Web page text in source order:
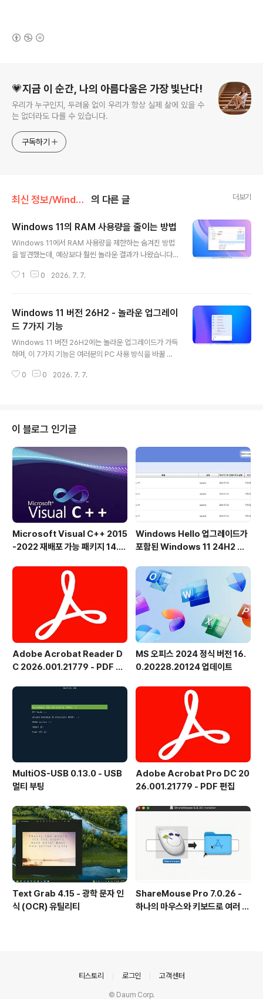
💗지금 이 순간, 나의 아름다움은 가장 빛난다!
우리가 누구인지, 두려움 없이 우리가 항상 실제 삶에 있을 수
는 없더라도 다를 수 있습니다.
구독하기
최신 정보/Windows 의 다른 글 더보기
Windows 11의 RAM 사용량을 줄이는 방법
Windows 11에서 RAM 사용량을 제한하는 숨겨진 방법
을 발견했는데, 예상보다 훨씬 놀라운 결과가 나왔습니다.
모듈을 제거하지 않고 Windows 11의 RAM 사용량을 줄
모든 메모리를 사용하도록 설계되었지만, 소프트웨어 테스
트, 문제 해결 또는 메모리가 부족한 시스템을 시뮬레이션
해야 하는 경우 운영 체제에서 사용할 RAM 용량을 제한할
수 있습니다.하지만 "RAM을 4GB만 사용"하도록 설정하
는 간단한 기능은 없습니다. 대신, 주로 테스트 및 디버깅용
으로 제작된 기존 시스템 구성 도구(msconfig)를 사용해
1 0 2026. 7. 7.
Windows 11 버전 26H2 - 놀라운 업그레이
드 7가지 기능
Windows 11 버전 26H2에는 놀라운 업그레이드가 가득
하며, 이 7가지 기능은 여러분의 PC 사용 방식을 바꿀 수
디자인 변경이 아닙니다. 사용자에게 더 많은 제어 권한, 향
6년 하반기에 출시될 예정이라고 밝혔습니다. 이전처럼 전
체 설치가 필요한 기능 드롭 업그레이드와는 달리, 이번 릴
리스는 버전 25H2와 동일한 서비스 모델을 따르며, 단순
히 버전 번호를 25H2에서 26H2로 변경하는 소규모 활
성화 패키지 형태로 제공됩니다.Microsoft가 이러한 ..
0 0 2026. 7. 7.
이 블로그 인기글
Microsoft Visual C++ 2015
-2022 재배포 가능 패키지 14.5
Windows Hello 업그레이드가
포함된 Windows 11 24H2 및
출시
Adobe Acrobat Reader D
C 2026.001.21779 - PDF 뷰
MS 오피스 2024 정식 버전 16.
0.20228.20124 업데이트
MultiOS-USB 0.13.0 - USB
멀티 부팅
Adobe Acrobat Pro DC 20
26.001.21779 - PDF 편집
Text Grab 4.15 - 광학 문자 인
식 (OCR) 유틸리티
ShareMouse Pro 7.0.26 -
하나의 마우스와 키보드로 여러 대
티스토리 로그인 고객센터
© Daum Corp.